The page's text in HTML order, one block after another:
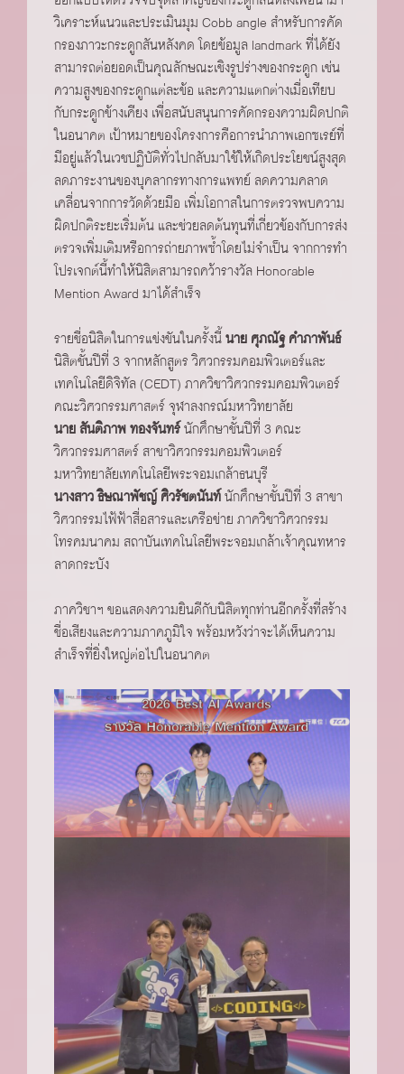
วิเคราะห์แนวและประเมินมุม Cobb angle สำหรับการคัด
กรองภาวะกระดูกสันหลังคด โดยข้อมูล landmark ที่ได้ยัง
สามารถต่อยอดเป็นคุณลักษณะเชิงรูปร่างของกระดูก เช่น
ความสูงของกระดูกแต่ละข้อ และความแตกต่างเมื่อเทียบ
กับกระดูกข้างเคียง เพื่อสนับสนุนการคัดกรองความผิดปกติ
ในอนาคต เป้าหมายของโครงการคือการนำภาพเอกซเรย์ที่
มีอยู่แล้วในเวชปฏิบัติทั่วไปกลับมาใช้ให้เกิดประโยชน์สูงสุด
ลดภาระงานของบุคลากรทางการแพทย์ ลดความคลาด
เคลื่อนจากการวัดด้วยมือ เพิ่มโอกาสในการตรวจพบความ
ผิดปกติระยะเริ่มต้น และช่วยลดต้นทุนที่เกี่ยวข้องกับการส่ง
ตรวจเพิ่มเติมหรือการถ่ายภาพซ้ำโดยไม่จำเป็น จากการทำ
โปรเจกต์นี้ทำให้นิสิตสามารถคว้ารางวัล Honorable
Mention Award มาได้สําเร็จ
รายชื่อนิสิตในการแข่งขันในครั้งนี้นาย ศุภณัฐ คำภาพันธ์
นิสิตชั้นปีที่ 3 จากหลักสูตร วิศวกรรมคอมพิวเตอร์และ
เทคโนโลยีดิจิทัล (CEDT) ภาควิชาวิศวกรรมคอมพิวเตอร์
คณะวิศวกรรมศาสตร์ จุฬาลงกรณ์มหาวิทยาลัย
นาย สันติภาพ ทองจันทร์นักศึกษาชั้นปีที่ 3 คณะ
วิศวกรรมศาสตร์ สาขาวิศวกรรมคอมพิวเตอร์
มหาวิทยาลัยเทคโนโลยีพระจอมเกล้าธนบุรี
นางสาว ธิษณาพัชญ์ ศิวรัชตนันท์นักศึกษาชั้นปีที่ 3 สาขา
วิศวกรรมไฟ้ฟ้าสื่อสารและเครือข่าย ภาควิชาวิศวกรรม
โทรคมนาคม สถาบันเทคโนโลยีพระจอมเกล้าเจ้าคุณทหาร
ลาดกระบัง
ภาควิชาฯ ขอแสดงความยินดีกับนิสิตทุกท่านอีกครั้งที่สร้าง
ชื่อเสียงและความภาคภูมิใจ พร้อมหวังว่าจะได้เห็นความ
สำเร็จที่ยิ่งใหญ่ต่อไปในอนาคต